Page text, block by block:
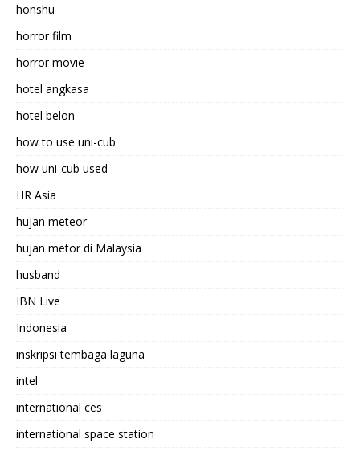
honshu
horror film
horror movie
hotel angkasa
hotel belon
how to use uni-cub
how uni-cub used
HR Asia
hujan meteor
hujan metor di Malaysia
husband
IBN Live
Indonesia
inskripsi tembaga laguna
intel
international ces
international space station